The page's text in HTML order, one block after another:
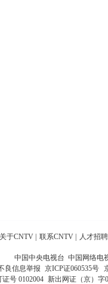
关于CNTV 联系CNTV 人才招聘
中国中央电视台 中国网络电
良信息举报 京ICP证060535号
号 0102004 新出网证（京）